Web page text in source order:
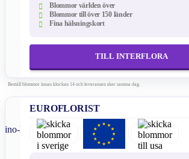
Blommor världen över
Blommor till över 150 länder
Fina hälsningskort
TILL INTERFLORA
Beställ blommor innan klockan 14 och leveransen sker samma dag.
EUROFLORIST